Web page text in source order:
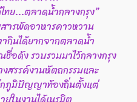
ทย...ตลาดน้ำกลางกรุง”
ารพัดอาหารคาวหวาน
กินได้ยากจากตลาดน้ำ
อดัง รวบรวมมาไว้กลางกรุง
สรรค์งานหัตถกรรมและ
ภูมิปัญญาท้องถิ่นตั้งแต่